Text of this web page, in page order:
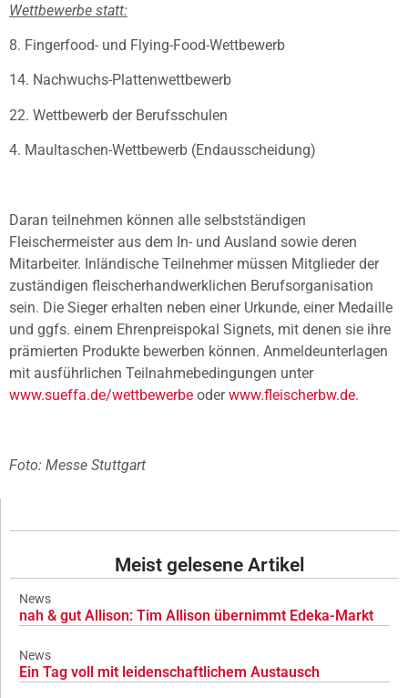
Wettbewerbe statt:
8. Fingerfood- und Flying-Food-Wettbewerb
14. Nachwuchs-Plattenwettbewerb
22. Wettbewerb der Berufsschulen
4. Maultaschen-Wettbewerb (Endausscheidung)
Daran teilnehmen können alle selbstständigen
Fleischermeister aus dem In- und Ausland sowie deren
Mitarbeiter. Inländische Teilnehmer müssen Mitglieder der
zuständigen fleischerhandwerklichen Berufsorganisation
sein. Die Sieger erhalten neben einer Urkunde, einer Medaille
und ggfs. einem Ehrenpreispokal Signets, mit denen sie ihre
prämierten Produkte bewerben können. Anmeldeunterlagen
mit ausführlichen Teilnahmebedingungen unter
www.sueffa.de/wettbewerbe oderwww.fleischerbw.de.
Foto: Messe Stuttgart
Meist gelesene Artikel
News
nah & gut Allison: Tim Allison übernimmt Edeka-Markt
News
Ein Tag voll mit leidenschaftlichem Austausch